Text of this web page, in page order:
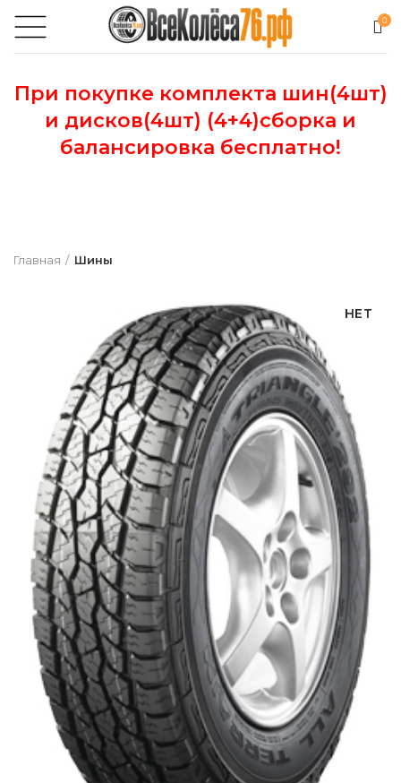
0
При покупке комплекта шин(4шт)
и дисков(4шт) (4+4)сборка и
балансировка бесплатно!
Главная Шины
НЕТ